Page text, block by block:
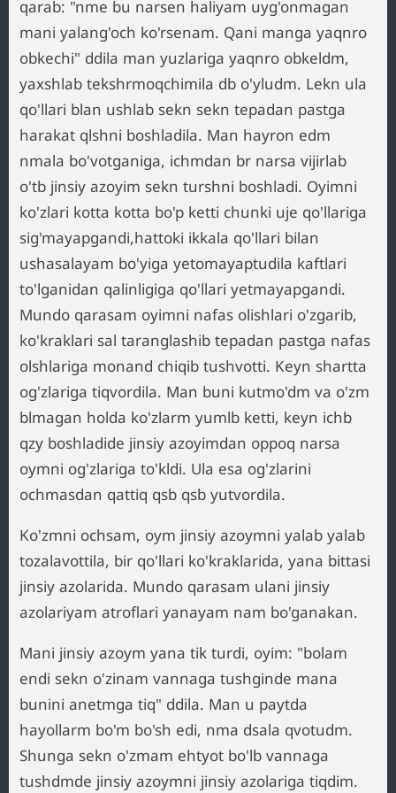
qarab: "nme bu narsen haliyam uyg'onmagan
mani yalang'och ko'rsenam. Qani manga yaqnro
obkechi" ddila man yuzlariga yaqnro obkeldm,
yaxshlab tekshrmoqchimila db o'yludm. Lekn ula
qo'llari blan ushlab sekn sekn tepadan pastga
harakat qlshni boshladila. Man hayron edm
nmala bo'votganiga, ichmdan br narsa vijirlab
o'tb jinsiy azoyim sekn turshni boshladi. Oyimni
ko'zlari kotta kotta bo'p ketti chunki uje qo'llariga
sig'mayapgandi,hattoki ikkala qo'llari bilan
ushasalayam bo'yiga yetomayaptudila kaftlari
to'lganidan qalinligiga qo'llari yetmayapgandi.
Mundo qarasam oyimni nafas olishlari o'zgarib,
ko'kraklari sal taranglashib tepadan pastga nafas
olshlariga monand chiqib tushvotti. Keyn shartta
og'zlariga tiqvordila. Man buni kutmo'dm va o'zm
blmagan holda ko'zlarm yumlb ketti, keyn ichb
qzy boshladide jinsiy azoyimdan oppoq narsa
oymni og'zlariga to'kldi. Ula esa og'zlarini
ochmasdan qattiq qsb qsb yutvordila.
Ko'zmni ochsam, oym jinsiy azoymni yalab yalab
tozalavottila, bir qo'llari ko'kraklarida, yana bittasi
jinsiy azolarida. Mundo qarasam ulani jinsiy
azolariyam atroflari yanayam nam bo'ganakan.
Mani jinsiy azoym yana tik turdi, oyim: "bolam
endi sekn o'zinam vannaga tushginde mana
bunini anetmga tiq" ddila. Man u paytda
hayollarm bo'm bo'sh edi, nma dsala qvotudm.
Shunga sekn o'zmam ehtyot bo'lb vannaga
tushdmde jinsiy azoymni jinsiy azolariga tiqdim.